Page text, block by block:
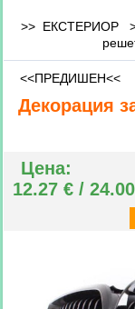
>> ЕКСТЕРИОР
<<ПРЕДИШЕН<<
Декорация
Цена:
12.27 € /